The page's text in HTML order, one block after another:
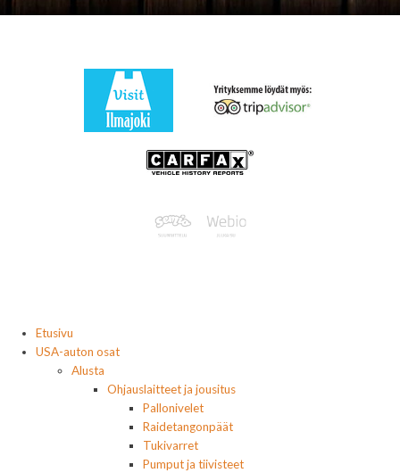
Etusivu
USA-auton osat
Alusta
Ohjauslaitteet ja jousitus
Pallonivelet
Raidetangonpäät
Tukivarret
Pumput ja tiivisteet